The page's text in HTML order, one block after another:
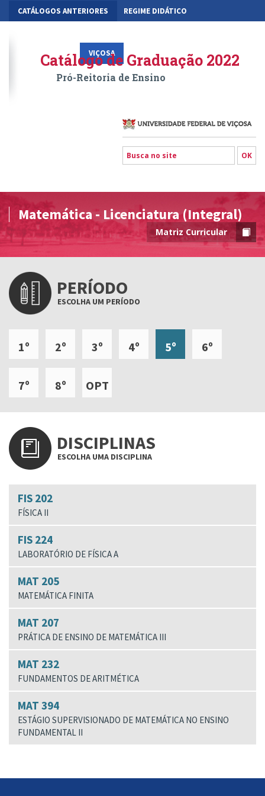
CATÁLOGOS ANTERIORES REGIME DIDÁTICO
VIÇOSA RIO PARANAÍBA FLORESTAL
Catálogo de Graduação 2022
Pró-Reitoria de Ensino
Matemática - Licenciatura (Integral)
Matriz Curricular
PERÍODO
ESCOLHA UM PERÍODO
1º 2º 3º 4º 5º 6º
7º 8º OPT
DISCIPLINAS
ESCOLHA UMA DISCIPLINA
FIS 202
FÍSICA II
FIS 224
LABORATÓRIO DE FÍSICA A
MAT 205
MATEMÁTICA FINITA
MAT 207
PRÁTICA DE ENSINO DE MATEMÁTICA III
MAT 232
FUNDAMENTOS DE ARITMÉTICA
MAT 394
ESTÁGIO SUPERVISIONADO DE MATEMÁTICA NO ENSINO
FUNDAMENTAL II